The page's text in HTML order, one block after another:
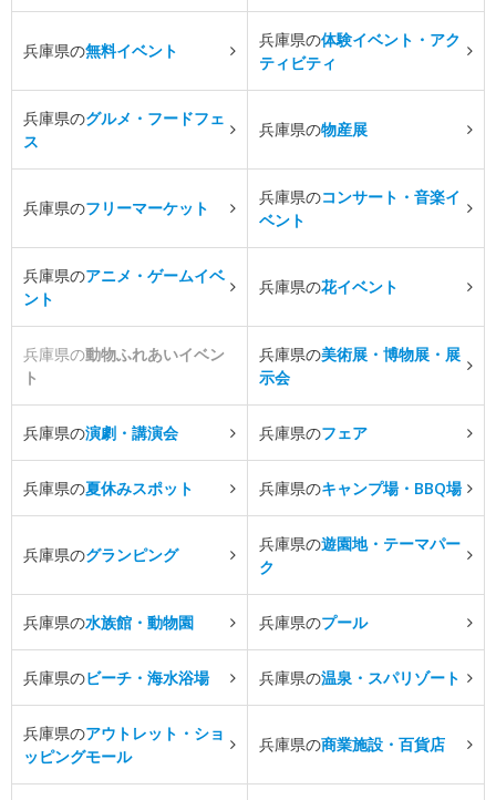
兵庫県の無料イベント
兵庫県の体験イベント・アク
ティビティ
兵庫県のグルメ・フードフェ
ス
兵庫県の物産展
兵庫県のフリーマーケット
兵庫県のコンサート・音楽イ
ベント
兵庫県のアニメ・ゲームイベ
ント
兵庫県の花イベント
兵庫県の動物ふれあいイベン
ト
兵庫県の美術展・博物展・展
示会
兵庫県の演劇・講演会 兵庫県のフェア
兵庫県の夏休みスポット 兵庫県のキャンプ場・BBQ場
兵庫県のグランピング
兵庫県の遊園地・テーマパー
ク
兵庫県の水族館・動物園 兵庫県のプール
兵庫県のビーチ・海水浴場 兵庫県の温泉・スパリゾート
兵庫県のアウトレット・ショ
ッピングモール
兵庫県の商業施設・百貨店